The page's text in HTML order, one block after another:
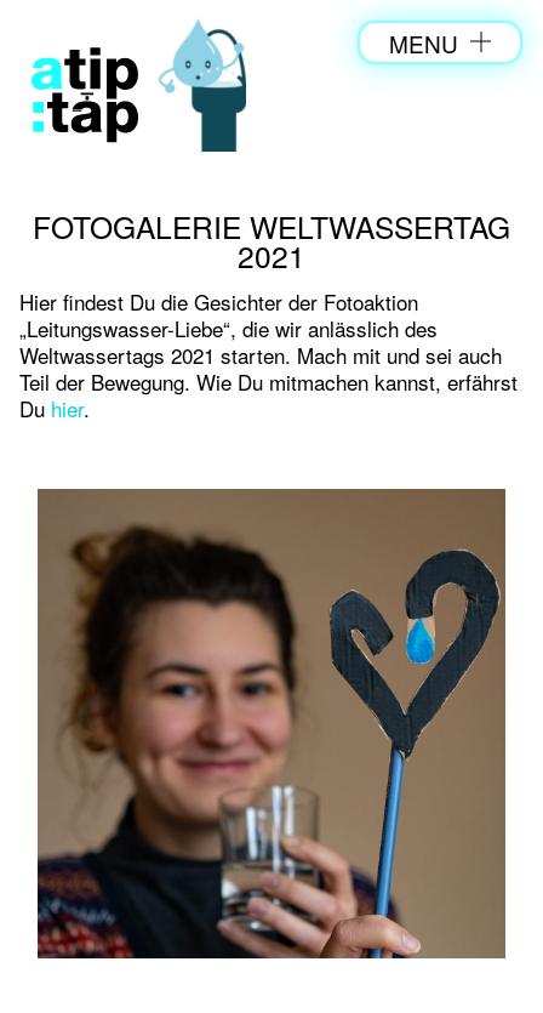
MENU
FOTOGALERIE WELTWASSERTAG
2021
Hier findest Du die Gesichter der Fotoaktion
„Leitungswasser-Liebe“, die wir anlässlich des
Weltwassertags 2021 starten. Mach mit und sei auch
Teil der Bewegung. Wie Du mitmachen kannst, erfährst
Du hier.